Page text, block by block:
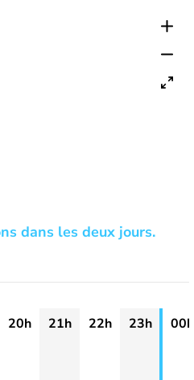
dans les deux jours.
20h 21h 22h 23h
00h